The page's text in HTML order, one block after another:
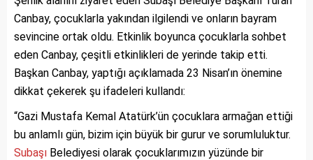
Canbay, çocuklarla yakından ilgilendi ve onların bayram
sevincine ortak oldu. Etkinlik boyunca çocuklarla sohbet
eden Canbay, çeşitli etkinlikleri de yerinde takip etti.
Başkan Canbay, yaptığı açıklamada 23 Nisan’ın önemine
dikkat çekerek şu ifadeleri kullandı:
“Gazi Mustafa Kemal Atatürk’ün çocuklara armağan ettiği
bu anlamlı gün, bizim için büyük bir gurur ve sorumluluktur.
Subaşı Belediyesi olarak çocuklarımızın yüzünde bir